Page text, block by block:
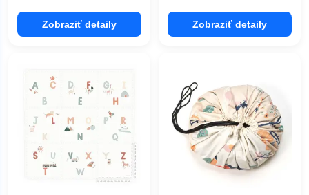
Zobraziť detaily Zobraziť detaily